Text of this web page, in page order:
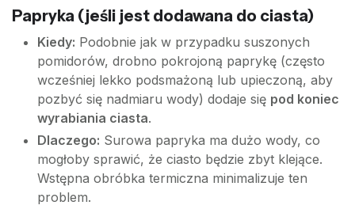
Papryka (jeśli jest dodawana do ciasta)
Kiedy: Podobnie jak w przypadku suszonych
pomidorów, drobno pokrojoną paprykę (często
wcześniej lekko podsmażoną lub upieczoną, aby
pozbyć się nadmiaru wody) dodaje się pod koniec
wyrabiania ciasta.
Dlaczego: Surowa papryka ma dużo wody, co
mogłoby sprawić, że ciasto będzie zbyt klejące.
Wstępna obróbka termiczna minimalizuje ten
problem.